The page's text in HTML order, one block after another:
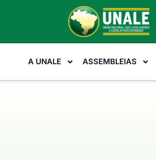
A UNALE ASSEMBLEIAS